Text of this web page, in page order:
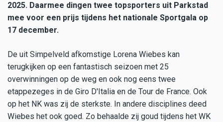
2025. Daarmee dingen twee topsporters uit Parkstad
mee voor een prijs tijdens het nationale Sportgala op
17 december.
De uit Simpelveld afkomstige Lorena Wiebes kan
terugkijken op een fantastisch seizoen met 25
overwinningen op de weg en ook nog eens twee
etappezeges in de Giro D'Italia en de Tour de France. Ook
op het NK was zij de sterkste. In andere disciplines deed
Wiebes het ook goed. Zo behaalde zij goud tijdens het WK